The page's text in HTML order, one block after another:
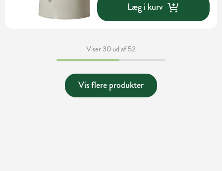
Læg i kurv
Viser 30 ud af 52
Vis flere produkter